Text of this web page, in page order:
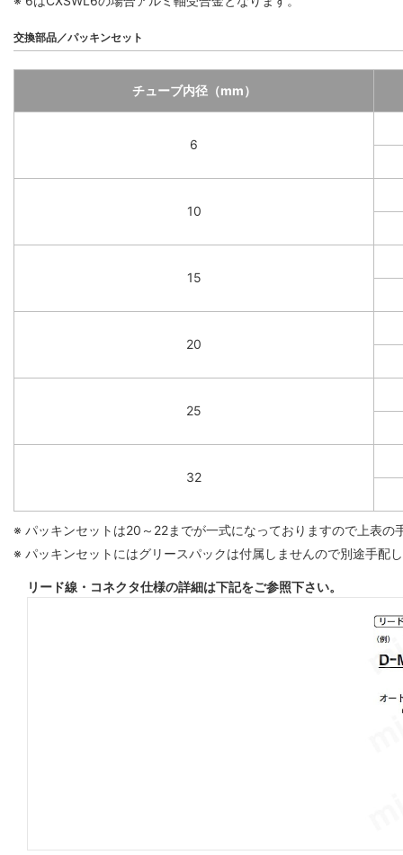
交換部品／パッキンセット
チューブ内径（mm）
6
10
15
20
25
32
※ パッキンセットは20～22までが一式になっておりますので上表の
※ パッキンセットにはグリースパックは付属しませんので別途手配
リード線・コネクタ仕様の詳細は下記をご参照下さい。